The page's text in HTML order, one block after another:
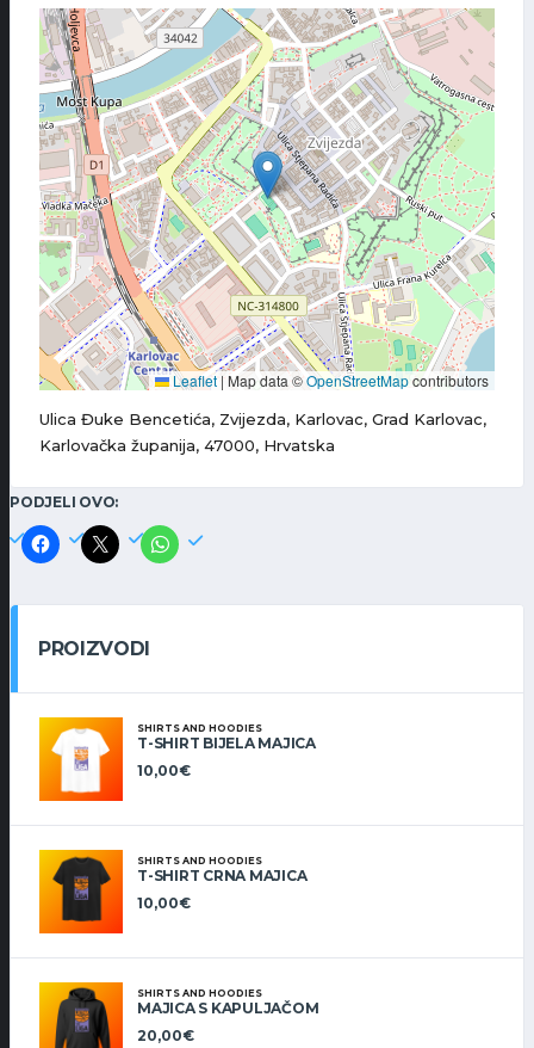
Leaflet | Map data ©OpenStreetMapcontributors
Ulica Đuke Bencetića, Zvijezda, Karlovac, Grad Karlovac,
Karlovačka županija, 47000, Hrvatska
PODJELI OVO:
PROIZVODI
SHIRTS AND HOODIES
T-SHIRT BIJELA MAJICA
10,00€
SHIRTS AND HOODIES
T-SHIRT CRNA MAJICA
10,00€
SHIRTS AND HOODIES
MAJICA S KAPULJAČOM
20,00€